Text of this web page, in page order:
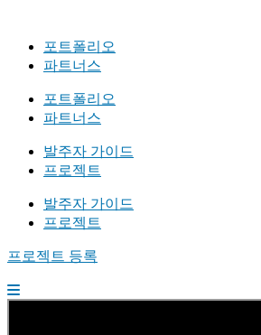
포트폴리오
파트너스
포트폴리오
파트너스
발주자 가이드
프로젝트
발주자 가이드
프로젝트
프로젝트 등록